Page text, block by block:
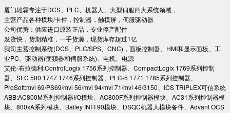
厦门雄霸专注于DCS、PLC、机器人、大型伺服四大系统领域，
主营产品各种模块/卡件，控制器，触摸屏，伺服驱动器
公司优势：供应进口原装正品，专业停产配件
发货快，货期精准，一手货源，现货库存超过1亿
我司主营控制系统(DCS、PLC/SPS、CNC)，面板控制器、HMI和显示面板、工
业PC、驱动器(变频器和伺服系统)、电机、电源
艾伦-布拉德利:ControlLogix 1756系列控制器、CompactLogix 1769系列控制
器、SLC 500 1747 1746系列控制器、PLC-5 1771 1785系列控制器、
ProSoft:mvi 69/PS69/mvi 56/mvi 94/mvi 71/mvi 46/3150、ICS TRIPLEX可信系统
ABB:AC800M系列控制器I/O模块、AC800F系列控制器模块、AC31系列控制器模
块、800xA系列模块、Bailey INFI 90模块、DSQC机器人模块备件、Advant OCS